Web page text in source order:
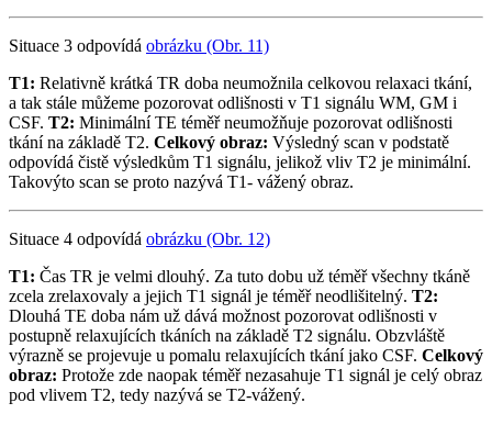
Situace 3 odpovídá obrázku (Obr. 11)
T1: Relativně krátká TR doba neumožnila celkovou relaxaci tkání,
a tak stále můžeme pozorovat odlišnosti v T1 signálu WM, GM i
CSF. T2: Minimální TE téměř neumožňuje pozorovat odlišnosti
tkání na základě T2. Celkový obraz: Výsledný scan v podstatě
odpovídá čistě výsledkům T1 signálu, jelikož vliv T2 je minimální.
Takovýto scan se proto nazývá T1- vážený obraz.
Situace 4 odpovídá obrázku (Obr. 12)
T1: Čas TR je velmi dlouhý. Za tuto dobu už téměř všechny tkáně
zcela zrelaxovaly a jejich T1 signál je téměř neodlišitelný. T2:
Dlouhá TE doba nám už dává možnost pozorovat odlišnosti v
postupně relaxujících tkáních na základě T2 signálu. Obzvláště
výrazně se projevuje u pomalu relaxujících tkání jako CSF. Celkový
obraz: Protože zde naopak téměř nezasahuje T1 signál je celý obraz
pod vlivem T2, tedy nazývá se T2-vážený.